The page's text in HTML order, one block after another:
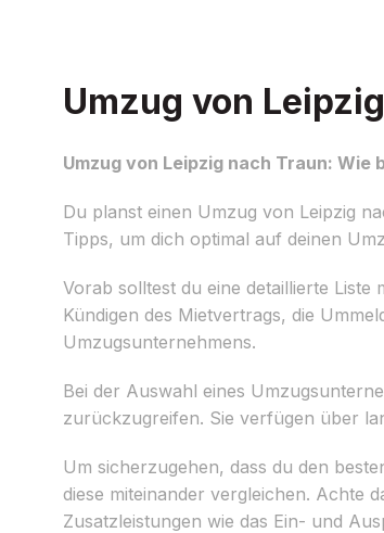
Umzug von
Umzug von Leipzig nach Traun: Wie
Du planst einen Umzug von Leipzig
Tipps, um dich optimal auf deinen
Vorab solltest du eine detaillierte Liste
Kündigen des Mietvertrags, die
Umzugsunternehmens.
Bei der Auswahl eines
zurückzugreifen. Sie verfügen über
Um sicherzugehen, dass du den
diese miteinander vergleichen. Achte
Zusatzleistungen wie das Ein- und